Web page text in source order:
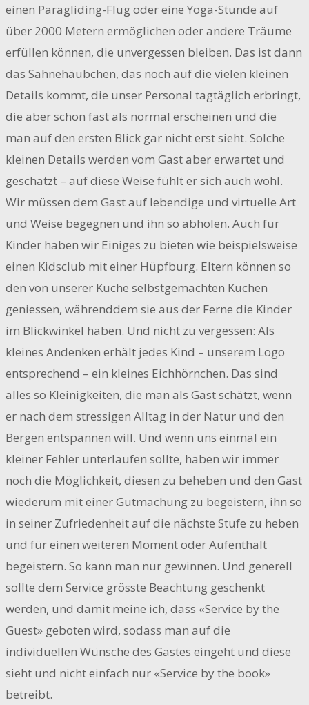
einen Paragliding-Flug oder eine Yoga-Stunde auf
über 2000 Metern ermöglichen oder andere Träume
erfüllen können, die unvergessen bleiben. Das ist dann
das Sahnehäubchen, das noch auf die vielen kleinen
Details kommt, die unser Personal tagtäglich erbringt,
die aber schon fast als normal erscheinen und die
man auf den ersten Blick gar nicht erst sieht. Solche
kleinen Details werden vom Gast aber erwartet und
geschätzt – auf diese Weise fühlt er sich auch wohl.
Wir müssen dem Gast auf lebendige und virtuelle Art
und Weise begegnen und ihn so abholen. Auch für
Kinder haben wir Einiges zu bieten wie beispielsweise
einen Kidsclub mit einer Hüpfburg. Eltern können so
den von unserer Küche selbstgemachten Kuchen
geniessen, währenddem sie aus der Ferne die Kinder
im Blickwinkel haben. Und nicht zu vergessen: Als
kleines Andenken erhält jedes Kind – unserem Logo
entsprechend – ein kleines Eichhörnchen. Das sind
alles so Kleinigkeiten, die man als Gast schätzt, wenn
er nach dem stressigen Alltag in der Natur und den
Bergen entspannen will. Und wenn uns einmal ein
kleiner Fehler unterlaufen sollte, haben wir immer
noch die Möglichkeit, diesen zu beheben und den Gast
wiederum mit einer Gutmachung zu begeistern, ihn so
in seiner Zufriedenheit auf die nächste Stufe zu heben
und für einen weiteren Moment oder Aufenthalt
begeistern. So kann man nur gewinnen. Und generell
sollte dem Service grösste Beachtung geschenkt
werden, und damit meine ich, dass «Service by the
Guest» geboten wird, sodass man auf die
individuellen Wünsche des Gastes eingeht und diese
sieht und nicht einfach nur «Service by the book»
betreibt.